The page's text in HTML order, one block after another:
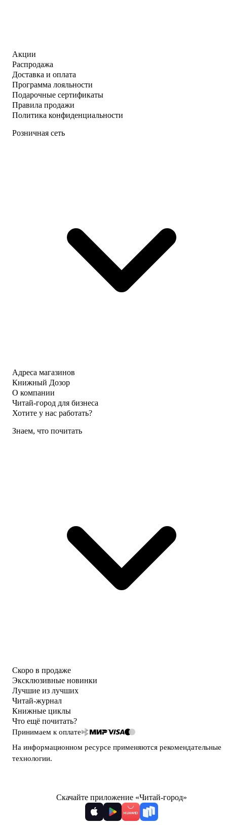
Акции
Распродажа
Доставка и оплата
Программа лояльности
Подарочные сертификаты
Правила продажи
Политика конфиденциальности
Розничная сеть
Адреса магазинов
Книжный Дозор
О компании
Читай-город для бизнеса
Хотите у нас работать?
Знаем, что почитать
Скоро в продаже
Эксклюзивные новинки
Лучшие из лучших
Читай-журнал
Книжные циклы
Что ещё почитать?
Принимаем к оплате
На информационном ресурсе применяются рекомендательные
технологии.
Скачайте приложение «Читай-город»